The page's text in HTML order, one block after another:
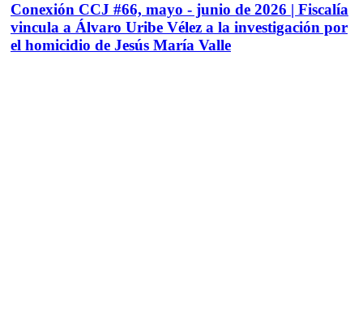
Conexión CCJ #66, mayo - junio de 2026 | Fiscalía
vincula a Álvaro Uribe Vélez a la investigación por
el homicidio de Jesús María Valle